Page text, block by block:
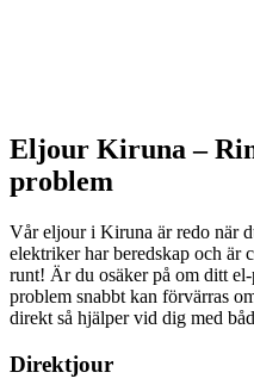
Eljour Kiruna –
problem
Vår eljour i Kiruna är redo när
elektriker har beredskap och är
runt! Är du osäker på om ditt
problem snabbt kan förvärras
direkt så hjälper vid dig med
Direktjour